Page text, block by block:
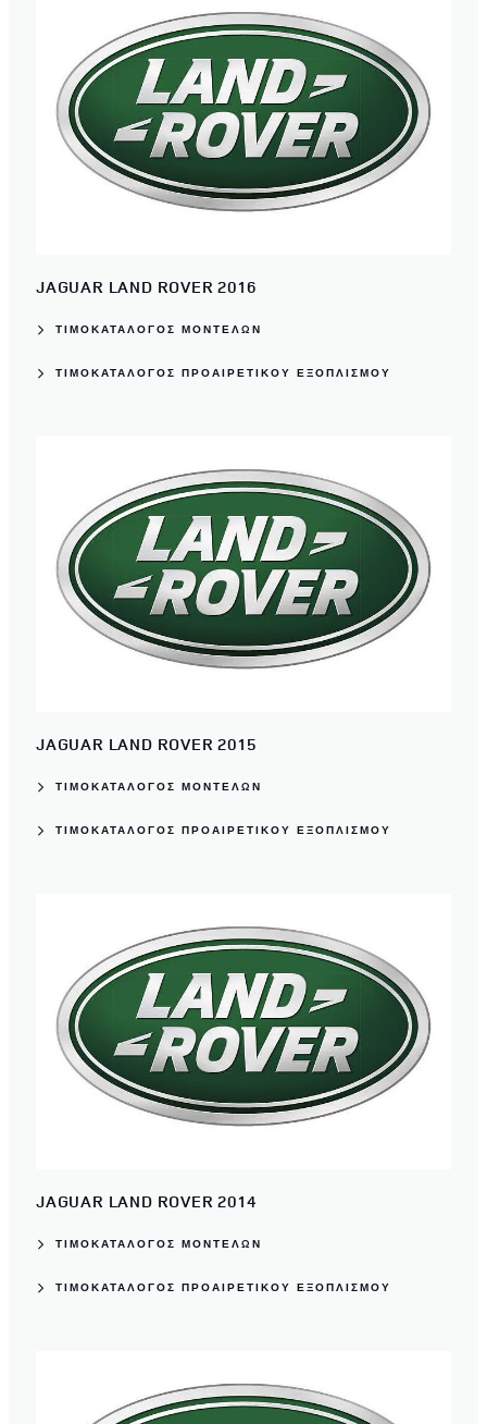
JAGUAR LAND ROVER 2016
ΤΙΜΟΚΑΤΆΛΟΓΟΣ ΜΟΝΤΈΛΩΝ
ΤΙΜΟΚΑΤΆΛΟΓΟΣ ΠΡΟΑΙΡΕΤΙΚΟΎ ΕΞΟΠΛΙΣΜΟΎ
JAGUAR LAND ROVER 2015
ΤΙΜΟΚΑΤΆΛΟΓΟΣ ΜΟΝΤΈΛΩΝ
ΤΙΜΟΚΑΤΆΛΟΓΟΣ ΠΡΟΑΙΡΕΤΙΚΟΎ ΕΞΟΠΛΙΣΜΟΎ
JAGUAR LAND ROVER 2014
ΤΙΜΟΚΑΤΑΛΟΓΟΣ ΜΟΝΤΕΛΩΝ
ΤΙΜΟΚΑΤΆΛΟΓΟΣ ΠΡΟΑΙΡΕΤΙΚΟΎ ΕΞΟΠΛΙΣΜΟΎ